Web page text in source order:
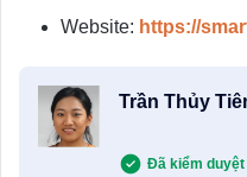
Website: https://
Trần Thủy
Đã kiểm duyệt